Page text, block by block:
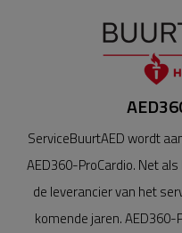
ServiceBuurtAED wordt
AED360-ProCardio. Net
de leverancier van het
komende jaren.